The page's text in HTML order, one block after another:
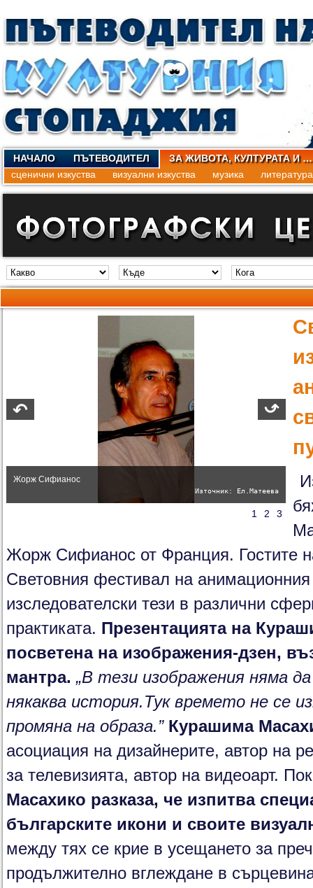
НАЧАЛО ПЪТЕВОДИТЕЛ
ЗА ЖИВОТА, КУЛТУРАТА И …
сценични изкуства
визуални изкуства музика литература
Жорж Сифианос
Източник: Ел.Матеева
1 2 3
Жорж Сифианос от Франция. Гостите
Световния фестивал на
изследователски тези в различни
практиката. Презентацията на
посветена на изображения-дзен,
мантра. „В тези изображения няма
някаква история.Тук времето не се
промяна на образа.” Курашима
асоциация на дизайнерите, автор на
за телевизията, автор на видеоарт.
Масахико разказа, че изпитва
българските икони и своите
между тях се крие в усещането за
продължително вглеждане в